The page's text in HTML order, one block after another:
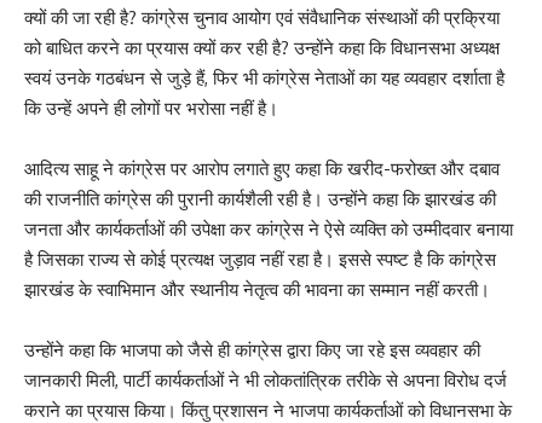
क्यों की जा रही है? कांग्रेस चुनाव आयोग एवं संवैधानिक संस्थाओं की प्रक्रिया
को बाधित करने का प्रयास क्यों कर रही है? उन्होंने कहा कि विधानसभा अध्यक्ष
स्वयं उनके गठबंधन से जुड़े हैं, फिर भी कांग्रेस नेताओं का यह व्यवहार दर्शाता है
कि उन्हें अपने ही लोगों पर भरोसा नहीं है।
आदित्य साहू ने कांग्रेस पर आरोप लगाते हुए कहा कि खरीद-फरोख्त और दबाव
की राजनीति कांग्रेस की पुरानी कार्यशैली रही है। उन्होंने कहा कि झारखंड की
जनता और कार्यकर्ताओं की उपेक्षा कर कांग्रेस ने ऐसे व्यक्ति को उम्मीदवार बनाया
है जिसका राज्य से कोई प्रत्यक्ष जुड़ाव नहीं रहा है। इससे स्पष्ट है कि कांग्रेस
झारखंड के स्वाभिमान और स्थानीय नेतृत्व की भावना का सम्मान नहीं करती।
उन्होंने कहा कि भाजपा को जैसे ही कांग्रेस द्वारा किए जा रहे इस व्यवहार की
जानकारी मिली, पार्टी कार्यकर्ताओं ने भी लोकतांत्रिक तरीके से अपना विरोध दर्ज
कराने का प्रयास किया। किंतु प्रशासन ने भाजपा कार्यकर्ताओं को विधानसभा के